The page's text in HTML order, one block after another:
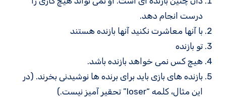
درست انجام دهد.
با آنها معاشرت نکنید آنها بازنده هستند
تو بازنده
هیچ کس نمی خواهد بازنده باشد.
بازنده های بازی باید برای برنده ها نوشیدنی بخرند. (در
این مثال، کلمه “loser” تحقیر آمیز نیست.)